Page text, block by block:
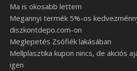
Ma is okosabb lettem
Megannyi termék 5%-os
diszkontdepo.com-on
Meglepetés Zsófiék lakásában
Mellplasztika kupon nincs, de akciós
igen